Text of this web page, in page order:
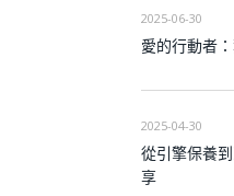
2025-06-30
愛的行動者
2025-04-30
從引擎保養
享